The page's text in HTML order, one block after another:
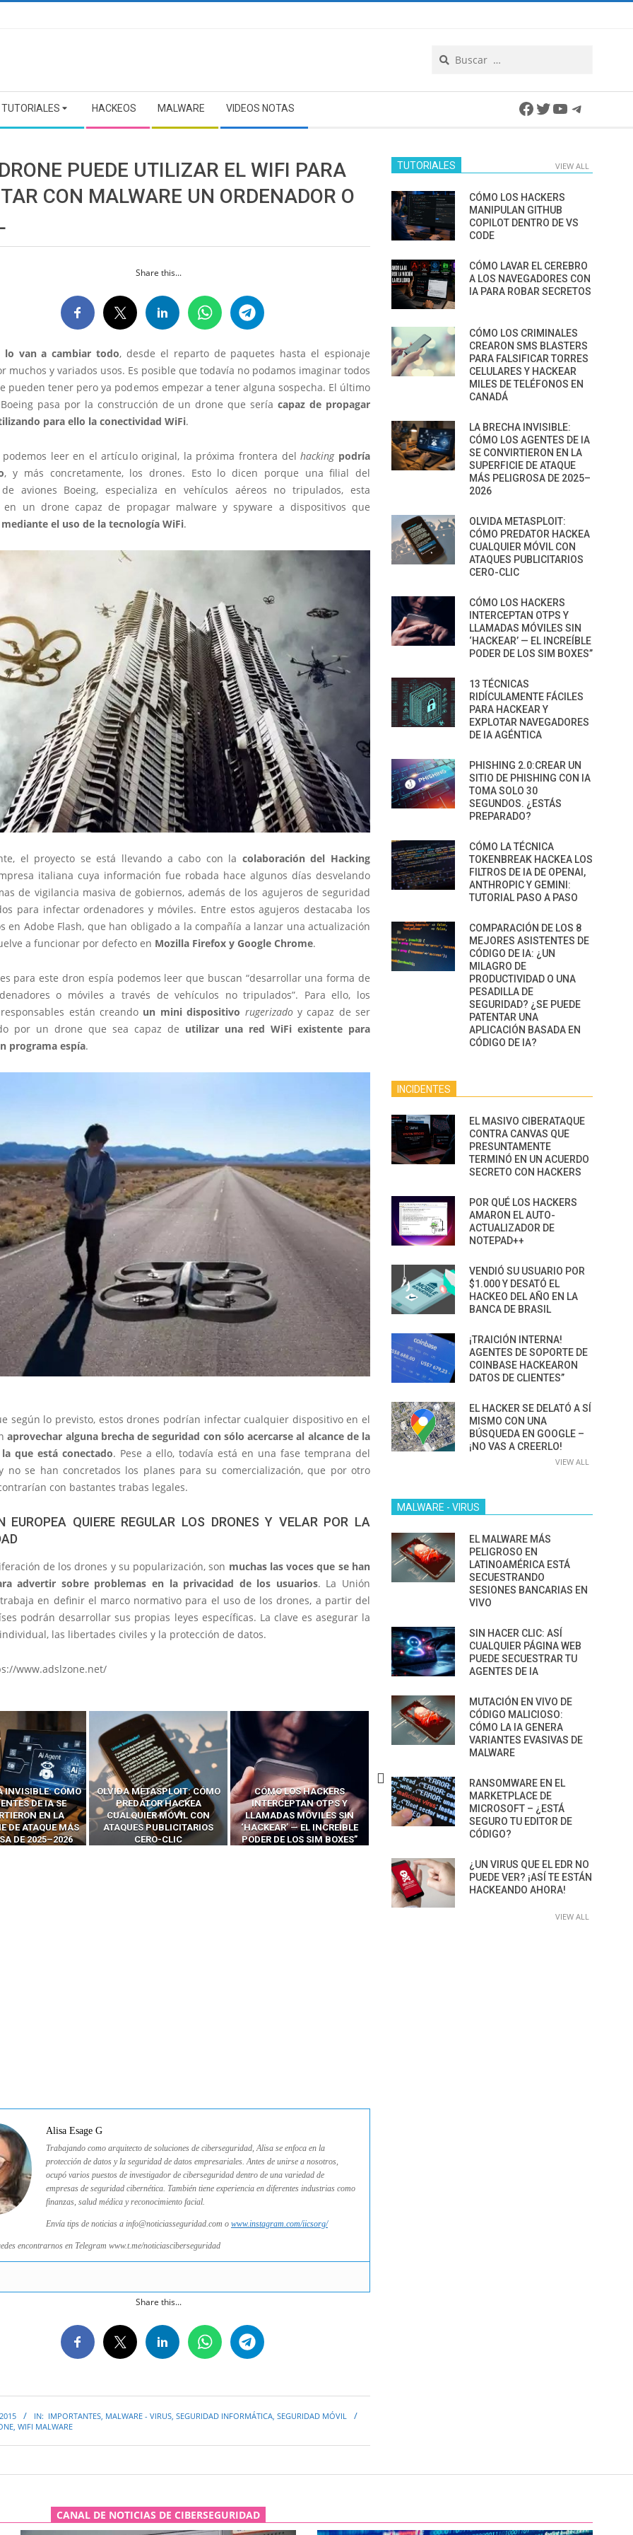
TUTORIALES HACKEOS MALWARE VIDEOS NOTAS Facebook
Twitter
YouTube
PUEDE UTILIZAR EL WIFI PARA
CON MALWARE UN ORDENADOR O
Share this...
lo van a cambiar todo, desde el reparto de paquetes hasta el espionaje
muchos y variados usos. Es posible que todavía no podamos imaginar todos
pueden tener pero ya podemos empezar a tener alguna sospecha. El último
pasa por la construcción de un drone que seríacapaz de propagar
para ello la conectividad WiFi.
podemos leer en el artículo original, la próxima frontera delhacking podría
, y más concretamente, los drones. Esto lo dicen porque una filial del
aviones Boeing, especializa en vehículos aéreos no tripulados, esta
en un drone capaz de propagar malware y spyware a dispositivos que
mediante el uso de la tecnología WiFi.
el proyecto se está llevando a cabo con la colaboración del Hacking
italiana cuya información fue robada hace algunos días desvelando
de vigilancia masiva de gobiernos, además de los agujeros de seguridad
para infectar ordenadores y móviles. Entre estos agujeros destacaba los
en Adobe Flash, que han obligado a la compañía a lanzar una actualización
a funcionar por defecto en Mozilla Firefox y Google Chrome.
para este dron espía podemos leer que buscan “desarrollar una forma de
o móviles a través de vehículos no tripulados”. Para ello, los
están creando un mini dispositivo rugerizadoy capaz de ser
por un drone que sea capaz de utilizar una red WiFi existente para
programa espía.
según lo previsto, estos drones podrían infectar cualquier dispositivo en el
aprovechar alguna brecha de seguridad con sólo acercarse al alcance de la
que está conectado. Pese a ello, todavía está en una fase temprana del
no se han concretados los planes para su comercialización, que por otro
con bastantes trabas legales.
EUROPEA QUIERE REGULAR LOS DRONES Y VELAR POR LA
de los drones y su popularización, son muchas las voces que se han
advertir sobre problemas en la privacidad de los usuarios. La Unión
trabaja en definir el marco normativo para el uso de los drones, a partir del
podrán desarrollar sus propias leyes específicas. La clave es asegurar la
las libertades civiles y la protección de datos.
www.adslzone.net/
INVISIBLE: CÓMO
DE IA SE
EN LA
DE ATAQUE MÁS
DE 2025–2026
OLVIDA METASPLOIT: CÓMO
PREDATOR HACKEA
CUALQUIER MÓVIL CON
ATAQUES PUBLICITARIOS
CERO-CLIC
CÓMO LOS HACKERS
INTERCEPTAN OTPS Y
LLAMADAS MÓVILES SIN
‘HACKEAR’ — EL INCREÍBLE
PODER DE LOS SIM BOXES”
13 TÉCNICAS
RIDÍCULAMENTE FÁCILES
PARA HACKEAR Y EXPLOTAR
NAVEGADORES DE IA
CÓMO LOS HACKERS
MANIPULAN GITHUB
COPILOT DENTRO DE VS
Alisa Esage G
Trabajando como arquitecto de soluciones de ciberseguridad, Alisa se enfoca en la
protección de datos y la seguridad de datos empresariales. Antes de unirse a nosotros,
ocupó varios puestos de investigador de ciberseguridad dentro de una variedad de
empresas de seguridad cibernética. También tiene experiencia en diferentes industrias como
finanzas, salud médica y reconocimiento facial.
Envía tips de noticias a info@noticiasseguridad.com o www.instagram.com/iicsorg/
encontrarnos en Telegram www.t.me/noticiasciberseguridad
Share this...
IN: IMPORTANTES MALWARE - VIRUS SEGURIDAD INFORMÁTICA SEGURIDAD MÓVIL
WIFI MALWARE
TUTORIALES VIEW ALL
CÓMO LOS HACKERS
MANIPULAN GITHUB
COPILOT DENTRO DE VS
CODE
CÓMO LAVAR EL CEREBRO
A LOS NAVEGADORES CON
IA PARA ROBAR SECRETOS
CÓMO LOS CRIMINALES
CREARON SMS BLASTERS
PARA FALSIFICAR TORRES
CELULARES Y HACKEAR
MILES DE TELÉFONOS EN
CANADÁ
LA BRECHA INVISIBLE:
CÓMO LOS AGENTES DE IA
SE CONVIRTIERON EN LA
SUPERFICIE DE ATAQUE
MÁS PELIGROSA DE 2025–
2026
OLVIDA METASPLOIT:
CÓMO PREDATOR HACKEA
CUALQUIER MÓVIL CON
ATAQUES PUBLICITARIOS
CERO-CLIC
CÓMO LOS HACKERS
INTERCEPTAN OTPS Y
LLAMADAS MÓVILES SIN
‘HACKEAR’ — EL INCREÍBLE
PODER DE LOS SIM BOXES”
13 TÉCNICAS
RIDÍCULAMENTE FÁCILES
PARA HACKEAR Y
EXPLOTAR NAVEGADORES
DE IA AGÉNTICA
PHISHING 2.0:CREAR UN
SITIO DE PHISHING CON IA
TOMA SOLO 30
SEGUNDOS. ¿ESTÁS
PREPARADO?
CÓMO LA TÉCNICA
TOKENBREAK HACKEA LOS
FILTROS DE IA DE OPENAI,
ANTHROPIC Y GEMINI:
TUTORIAL PASO A PASO
COMPARACIÓN DE LOS 8
MEJORES ASISTENTES DE
CÓDIGO DE IA: ¿UN
MILAGRO DE
PRODUCTIVIDAD O UNA
PESADILLA DE
SEGURIDAD? ¿SE PUEDE
PATENTAR UNA
APLICACIÓN BASADA EN
CÓDIGO DE IA?
INCIDENTES
EL MASIVO CIBERATAQUE
CONTRA CANVAS QUE
PRESUNTAMENTE
TERMINÓ EN UN ACUERDO
SECRETO CON HACKERS
POR QUÉ LOS HACKERS
AMARON EL AUTO-
ACTUALIZADOR DE
NOTEPAD++
VENDIÓ SU USUARIO POR
$1.000 Y DESATÓ EL
HACKEO DEL AÑO EN LA
BANCA DE BRASIL
¡TRAICIÓN INTERNA!
AGENTES DE SOPORTE DE
COINBASE HACKEARON
DATOS DE CLIENTES”
EL HACKER SE DELATÓ A SÍ
MISMO CON UNA
BÚSQUEDA EN GOOGLE –
¡NO VAS A CREERLO!
VIEW ALL
MALWARE - VIRUS
EL MALWARE MÁS
PELIGROSO EN
LATINOAMÉRICA ESTÁ
SECUESTRANDO
SESIONES BANCARIAS EN
VIVO
SIN HACER CLIC: ASÍ
CUALQUIER PÁGINA WEB
PUEDE SECUESTRAR TU
AGENTES DE IA
MUTACIÓN EN VIVO DE
CÓDIGO MALICIOSO:
CÓMO LA IA GENERA
VARIANTES EVASIVAS DE
MALWARE
RANSOMWARE EN EL
MARKETPLACE DE
MICROSOFT – ¿ESTÁ
SEGURO TU EDITOR DE
CÓDIGO?
¿UN VIRUS QUE EL EDR NO
PUEDE VER? ¡ASÍ TE ESTÁN
HACKEANDO AHORA!
VIEW ALL
CANAL DE NOTICIAS DE CIBERSEGURIDAD